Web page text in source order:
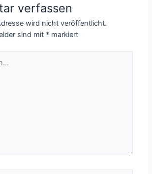
verfassen
wird nicht veröffentlicht.
sind mit * markiert